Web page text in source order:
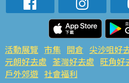
活動展覽 市集 開倉 尖沙咀好
元朗好去處 荃灣好去處 旺角好
戶外郊遊 社會福利